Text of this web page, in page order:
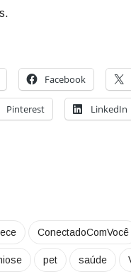
Facebook
Pinterest LinkedIn
ConectadoComVocê
pet saúde